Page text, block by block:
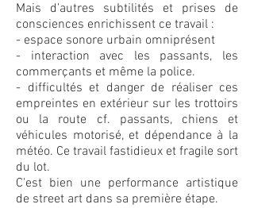
Mais d'autres subtilités et prises de
consciences enrichissent ce travail :
- espace sonore urbain omniprésent
- interaction avec les passants, les
commerçants et même la police.
- difficultés et danger de réaliser ces
empreintes en extérieur sur les trottoirs
ou la route cf. passants, chiens et
véhicules motorisé, et dépendance à la
météo. Ce travail fastidieux et fragile sort
du lot.
C'est bien une performance artistique
de street art dans sa première étape.